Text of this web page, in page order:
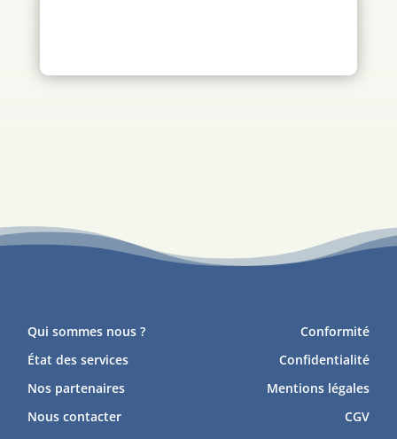
Qui sommes nous ?
État des services
Nos partenaires
Nous contacter
Conformité
Confidentialité
Mentions légales
CGV